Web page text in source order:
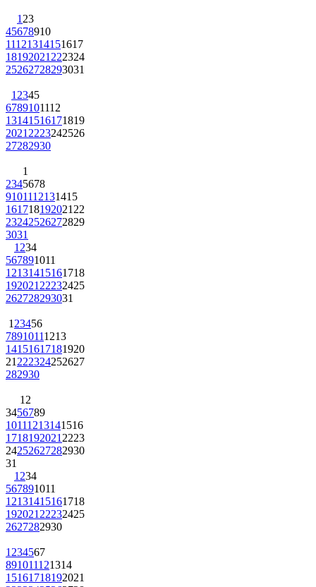
1 23
45678910
11121314151617
18192021 222324
25262728293031
1 2345
6789101112
13141516171819
2021 2223242526
27282930
1
2345678
9101112131415
161718192021 22
23242526272829
3031
1 234
567891011
12131415161718
192021 22232425
262728293031
1 23456
78910111213
14151617181920
21 222324252627
282930
1 2
3456789
10111213141516
1718192021 2223
24252627282930
31
1 234
567891011
12131415161718
192021 22232425
2627282930
1 234567
891011121314
15161718192021